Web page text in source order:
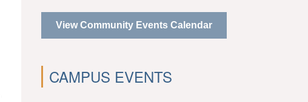
View Community Events Calendar
CAMPUS EVENTS